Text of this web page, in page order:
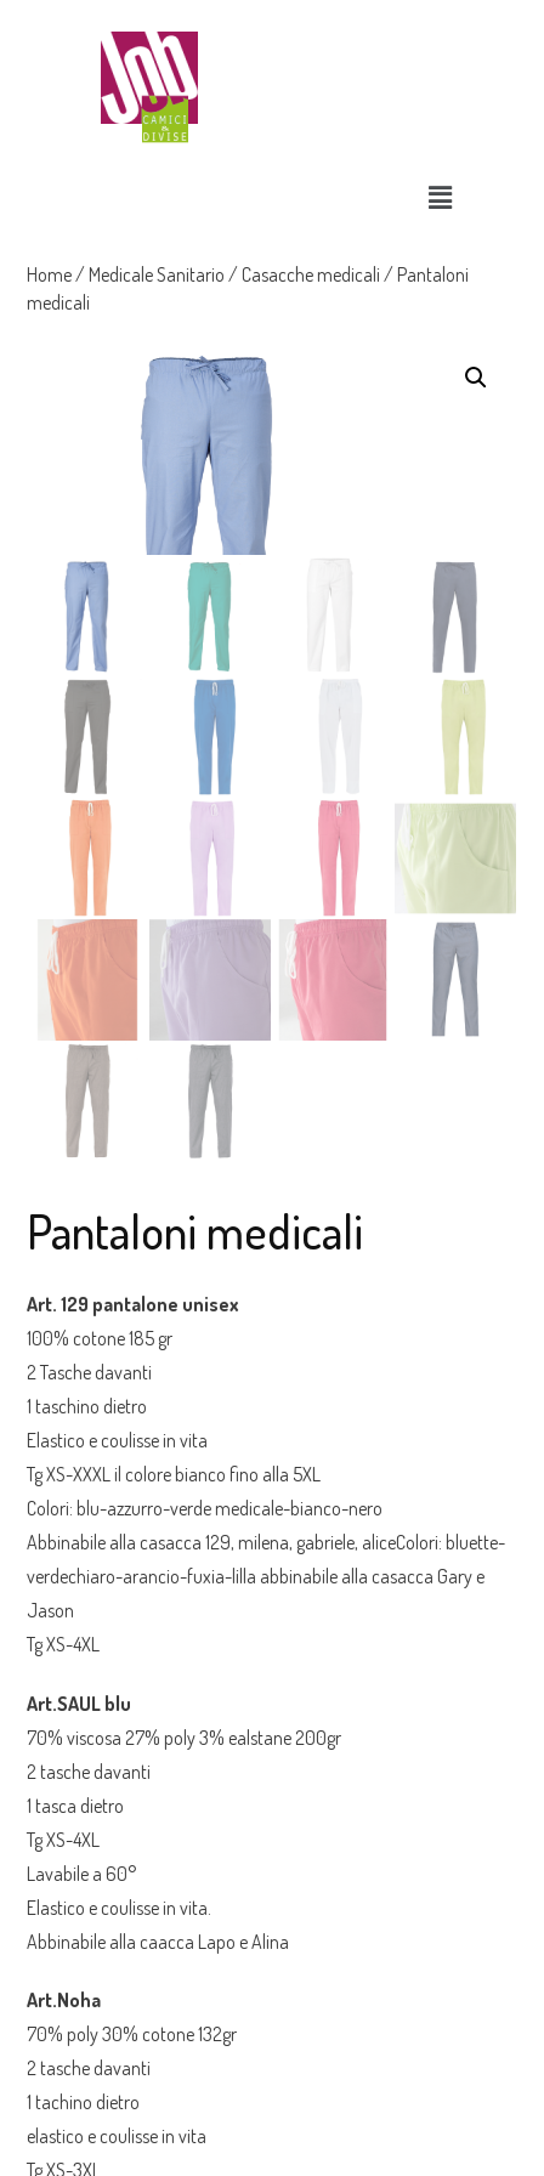
Home/ Medicale Sanitario / Casacche medicali / Pantaloni
medicali
Pantaloni medicali
Art. 129 pantalone unisex
100% cotone 185 gr
2 Tasche davanti
1 taschino dietro
Elastico e coulisse in vita
Tg XS-XXXL il colore bianco fino alla 5XL
Colori: blu-azzurro-verde medicale-bianco-nero
Abbinabile alla casacca 129, milena, gabriele, aliceColori: bluette-
verdechiaro-arancio-fuxia-lilla abbinabile alla casacca Gary e
Jason
Tg XS-4XL
Art.SAUL blu
70% viscosa 27% poly 3% ealstane 200gr
2 tasche davanti
1 tasca dietro
Tg XS-4XL
Lavabile a 60°
Elastico e coulisse in vita.
Abbinabile alla caacca Lapo e Alina
Art.Noha
70% poly 30% cotone 132gr
2 tasche davanti
1 tachino dietro
elastico e coulisse in vita
Tg XS-3XL